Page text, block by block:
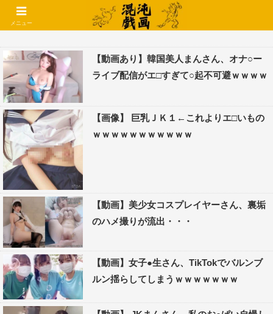
コメントでコテハン使えるようになりました🌱
【動画あり】韓国美人まんさん、オナ○ー
ライブ配信がエ□すぎて○起不可避ｗｗｗｗ
【画像】 巨乳ＪＫ１←これよりエ□いもの
ｗｗｗｗｗｗｗｗｗｗｗ
【動画】美少女コスプレイヤーさん、裏垢
のハメ撮りが流出・・・
【動画】女子●生さん、TikTokでバルンブ
ルン揺らしてしまうｗｗｗｗｗｗｗ
メニュー